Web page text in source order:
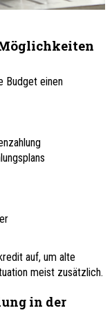
Budget einen
auf, um alte
meist zusätzlich.
in der